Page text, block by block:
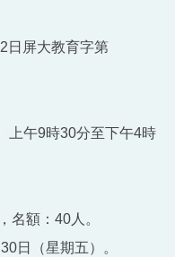
日屏大教育字第
上午9時30分至下午4時
名額：40人。
日（星期五）。